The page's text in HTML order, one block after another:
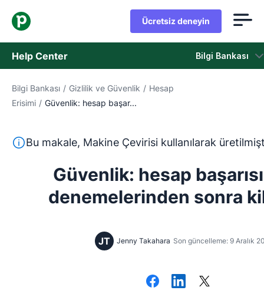
Ücretsiz deneyin
Help Center Bilgi Bankası
Bilgi Bankası
Destek Birimiyle İletişime Geçin
Bilgi Bankası / Gizlilik ve Güvenlik / Hesap
Erisimi / Güvenlik: hesap başar...
Bu metin, İngilizceden Makine Çevirisi aracı
Bu makale, Makine Çevirisi kullanılarak
Güvenlik: hesap
denemelerinden sonra
JT Jenny Takahara Son güncelleme: 9 Aralık